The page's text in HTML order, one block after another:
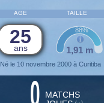
AGE TAILLE
25
ans
Né le 10 novembre 2000 à Curitiba
1,91 m
88%
0 MATCHS